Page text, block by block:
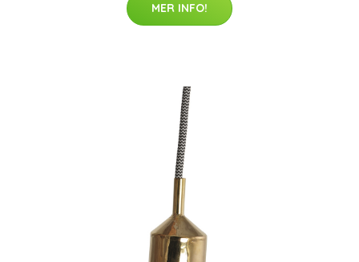
MER INFO!